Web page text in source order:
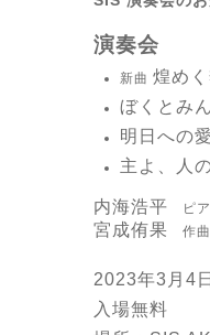
演奏会
新曲 煌め
ぼくとみ
明日への
主よ、人
内海浩平 ピア
宮成侑果 作曲
2023年3月
入場無料